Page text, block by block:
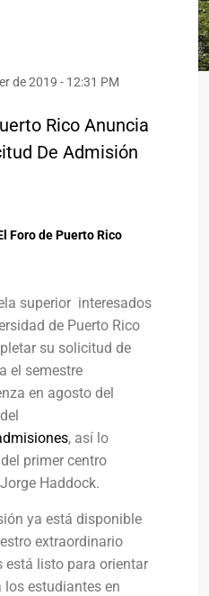
de 2019 - 12:31 PM
Rico Anuncia
De Admisión
Foro de Puerto Rico
superior interesados
de Puerto Rico
su solicitud de
el semestre
en agosto del
, así lo
primer centro
Haddock.
ya está disponible
extraordinario
está listo para orientar
estudiantes en